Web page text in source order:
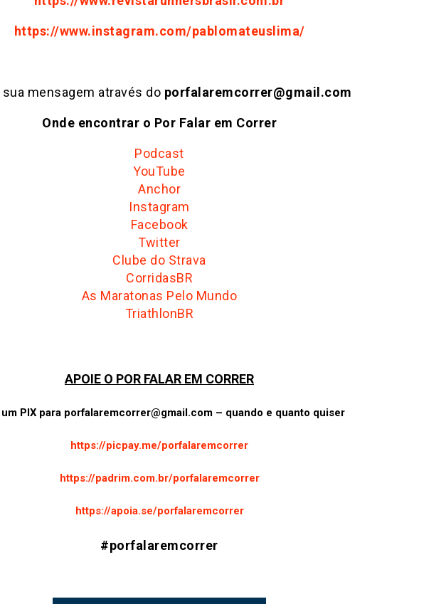
https://www.instagram.com/pablomateuslima/
sua mensagem através do porfalaremcorrer@gmail.com
Onde encontrar o Por Falar em Correr
Podcast
YouTube
Anchor
Instagram
Facebook
Twitter
Clube do Strava
CorridasBR
As Maratonas Pelo Mundo
TriathlonBR
APOIE O POR FALAR EM CORRER
PIX para porfalaremcorrer@gmail.com– quando e quanto quiser
https://picpay.me/porfalaremcorrer
https://padrim.com.br/porfalaremcorrer
https://apoia.se/porfalaremcorrer
#porfalaremcorrer